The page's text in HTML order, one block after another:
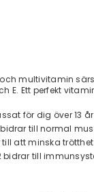
multivitamin
E. Ett perfekt
för dig över 13
till normal
till att minska
bidrar till